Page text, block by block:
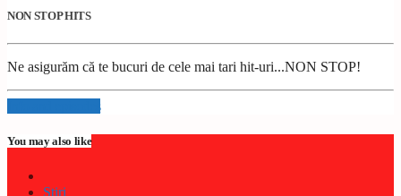
NON STOP HITS
Ne asigurăm că te bucuri de cele mai tari hit-uri...NON STOP!
Info and episodes
You may also like
Stiri